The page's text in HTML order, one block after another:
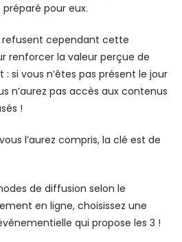
pour eux.
refusent cependant cette
renforcer la valeur perçue de
si vous n’êtes pas présent le jour
n’aurez pas accès aux contenus
!
l’aurez compris, la clé est de
de diffusion selon le
en ligne, choisissez une
qui propose les 3 !